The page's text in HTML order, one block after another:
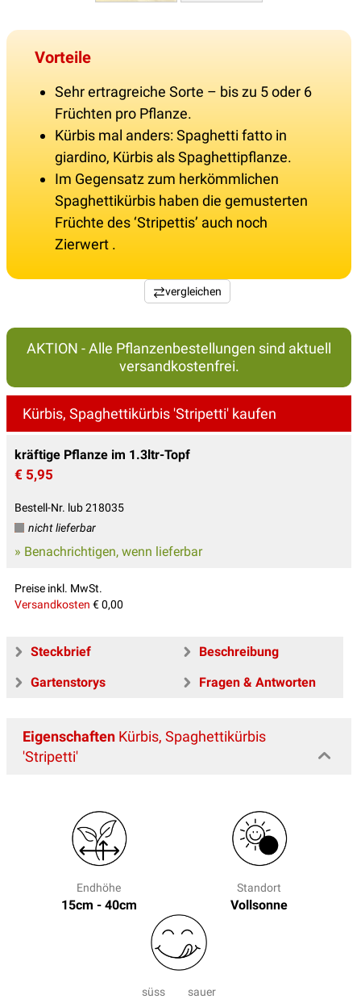
Vorteile
Sehr ertragreiche Sorte – bis zu 5 oder 6
Früchten pro Pflanze.
Kürbis mal anders: Spaghetti fatto in
giardino, Kürbis als Spaghettipflanze.
Im Gegensatz zum herkömmlichen
Spaghettikürbis haben die gemusterten
Früchte des ‘Stripettis’ auch noch
Zierwert .
vergleichen
AKTION - Alle Pflanzenbestellungen sind aktuell
versandkostenfrei.
Kürbis, Spaghettikürbis 'Stripetti' kaufen
kräftige Pflanze im 1.3ltr-Topf
€ 5,95
Bestell-Nr. lub 218035
nicht lieferbar
» Benachrichtigen, wenn lieferbar
Preise inkl. MwSt.
Versandkosten € 0,00
Steckbrief
Beschreibung
Gartenstorys
Fragen & Antworten
Eigenschaften Kürbis, Spaghettikürbis
'Stripetti'
Endhöhe
15cm - 40cm
Standort
Vollsonne
süss sauer